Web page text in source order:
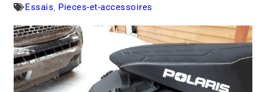
Essais, Pieces-et-accessoires